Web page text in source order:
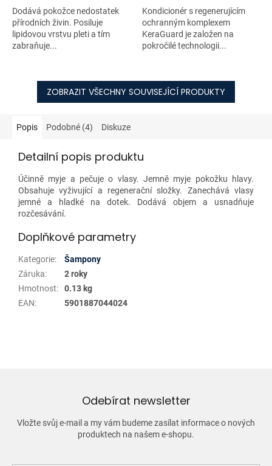
Dodává pokožce nedostatek
přírodních živin. Posiluje
lipidovou vrstvu pleti a tím
zabraňuje...
Kondicionér s regenerujícím
ochranným komplexem
KeraGuard je založen na
pokročilé technologii...
ZOBRAZIT VŠECHNY SOUVISEJÍCÍ PRODUKTY
Popis Podobné (4) Diskuze
Detailní popis produktu
Účinně myje a pečuje o vlasy. Jemně myje pokožku hlavy.
Obsahuje vyživující a regenerační složky. Zanechává vlasy
jemné a hladké na dotek. Dodává objem a usnadňuje
rozčesávání.
Doplňkové parametry
Kategorie:
Šampony
Záruka:
2 roky
Hmotnost:
0.13 kg
EAN: 5901887044024
Odebírat newsletter
Vložte svůj e-mail a my vám budeme zasílat informace o nových
produktech na našem e-shopu.